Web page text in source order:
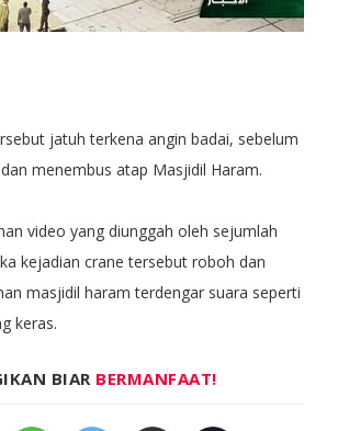
jatuh terkena angin badai, sebelum
menembus atap Masjidil Haram.
video yang diunggah oleh sejumlah
kejadian crane tersebut roboh dan
masjidil haram terdengar suara seperti
keras.
BIAR BERMANFAAT!